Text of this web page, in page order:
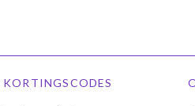
KORTINGSCODES